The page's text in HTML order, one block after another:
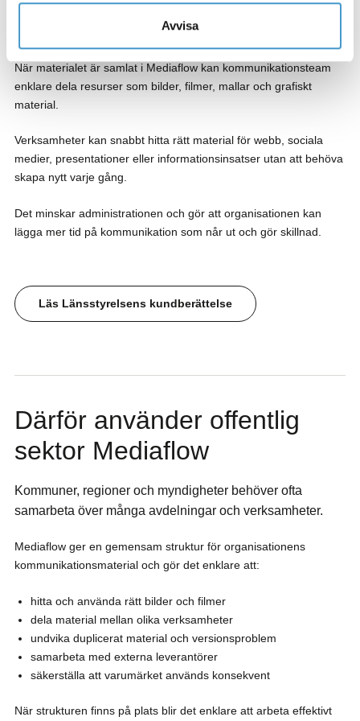
Avvisa
När materialet är samlat i Mediaflow kan kommunikationsteam
enklare dela resurser som bilder, filmer, mallar och grafiskt
material.
Verksamheter kan snabbt hitta rätt material för webb, sociala
medier, presentationer eller informationsinsatser utan att behöva
skapa nytt varje gång.
Det minskar administrationen och gör att organisationen kan
lägga mer tid på kommunikation som når ut och gör skillnad.
Läs Länsstyrelsens kundberättelse
Därför använder offentlig
sektor Mediaflow
Kommuner, regioner och myndigheter behöver ofta
samarbeta över många avdelningar och verksamheter.
Mediaflow ger en gemensam struktur för organisationens
kommunikationsmaterial och gör det enklare att:
hitta och använda rätt bilder och filmer
dela material mellan olika verksamheter
undvika duplicerat material och versionsproblem
samarbeta med externa leverantörer
säkerställa att varumärket används konsekvent
När strukturen finns på plats blir det enklare att arbeta effektivt